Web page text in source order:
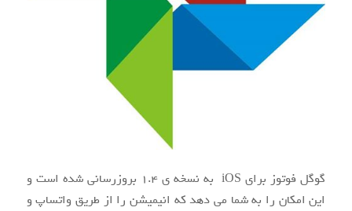
گوگل فوتوز برای iOS به نسخه ی ۱.۴ بروزرسانی شده است و
این امکان را به شما می دهد که انیمیشن را از طریق واتساپ و